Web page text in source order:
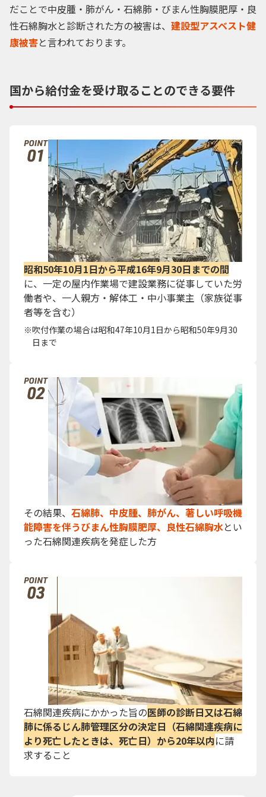
だことで中皮腫・肺がん・石綿肺・びまん性胸膜肥厚・良
性石綿胸水と診断された方の被害は、 建設型アスベスト健
康被害と言われております。
国から給付金を受け取ることのできる要件
昭和50年10月1日から平成16年9月30日までの間
に、一定の屋内作業場で建設業務に従事していた労
働者や、一人親方・解体工・中小事業主（家族従事
者等を含む）
吹付作業の場合は昭和47年10月1日から昭和50年9月30
日まで
その結果、 石綿肺、中皮腫、肺がん、著しい呼吸機
能障害を伴うびまん性胸膜肥厚、良性石綿胸水とい
った石綿関連疾病を発症した方
石綿関連疾病にかかった旨の医師の診断日又は石綿
肺に係るじん肺管理区分の決定日（石綿関連疾病に
より死亡したときは、死亡日）から20年以内に請
求すること